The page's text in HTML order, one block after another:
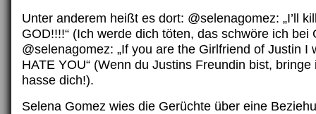
Unter anderem heißt es dort: @selenagomez: „I’ll
GOD!!!!“ (Ich werde dich töten, das schwöre ich bei
@selenagomez: „If you are the Girlfriend of Justin I
HATE YOU“ (Wenn du Justins Freundin bist,
hasse dich!).
Selena Gomez wies die Gerüchte über eine